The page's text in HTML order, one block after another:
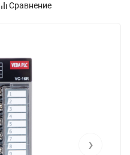
Сравнение
›